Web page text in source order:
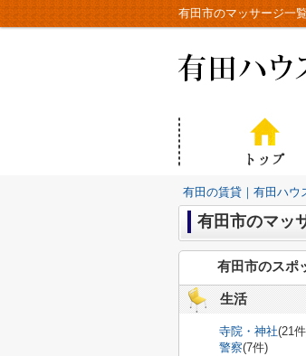
有田市のマッサージ一
有田の賃貸｜有田ハウ
有田市のマッ
有田市のスポ
生活
寺院・神社(21
警察(7件)